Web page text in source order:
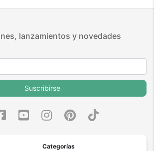
lanzamientos y novedades
Suscribirse
Categorías